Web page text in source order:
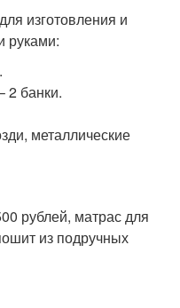
изготовления и
руками:
2 банки.
металлические
рублей, матрас для
из подручных